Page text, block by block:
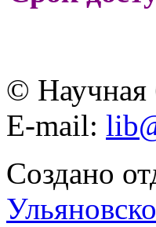
© Научная
E-mail:
Создано